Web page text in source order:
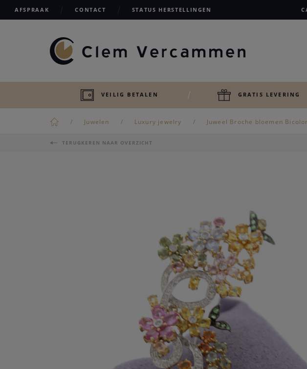
AFSPRAAK CONTACT STATUS HERSTELLINGEN
VEILIG BETALEN GRATIS LEVERING
Juwelen Luxury jewelry Juweel Broche bloemen
TERUGKEREN NAAR OVERZICHT